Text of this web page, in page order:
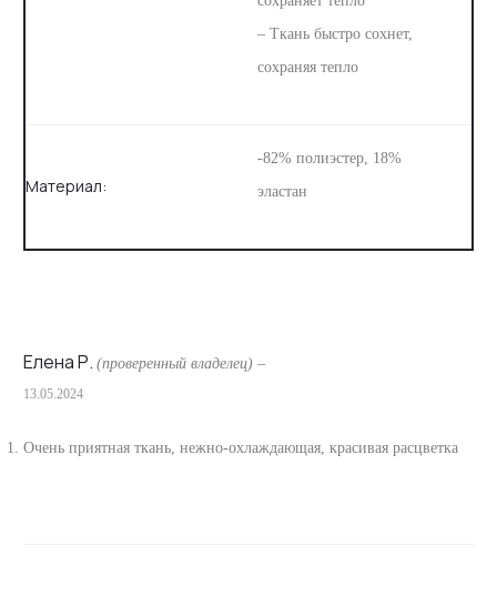
– Ткань быстро сохнет,
сохраняя тепло ⠀
Материал:
-82% полиэстер, 18%
эластан
т
Елена Р. (проверенный владелец) –
13.05.2024
Очень приятная ткань, нежно-охлаждающая, красивая расцветка